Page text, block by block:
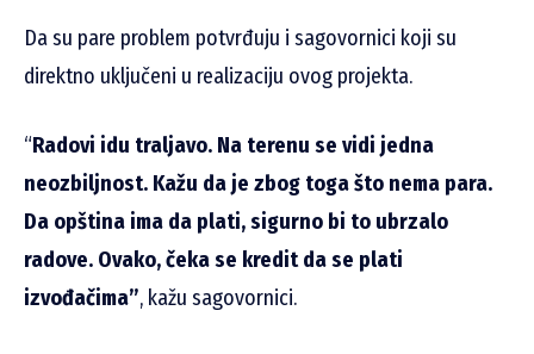
Da su pare problem potvrđuju i sagovornici koji su
direktno uključeni u realizaciju ovog projekta.
“Radovi idu traljavo. Na terenu se vidi jedna
neozbiljnost. Kažu da je zbog toga što nema para.
Da opština ima da plati, sigurno bi to ubrzalo
radove. Ovako, čeka se kredit da se plati
izvođačima”, kažu sagovornici.